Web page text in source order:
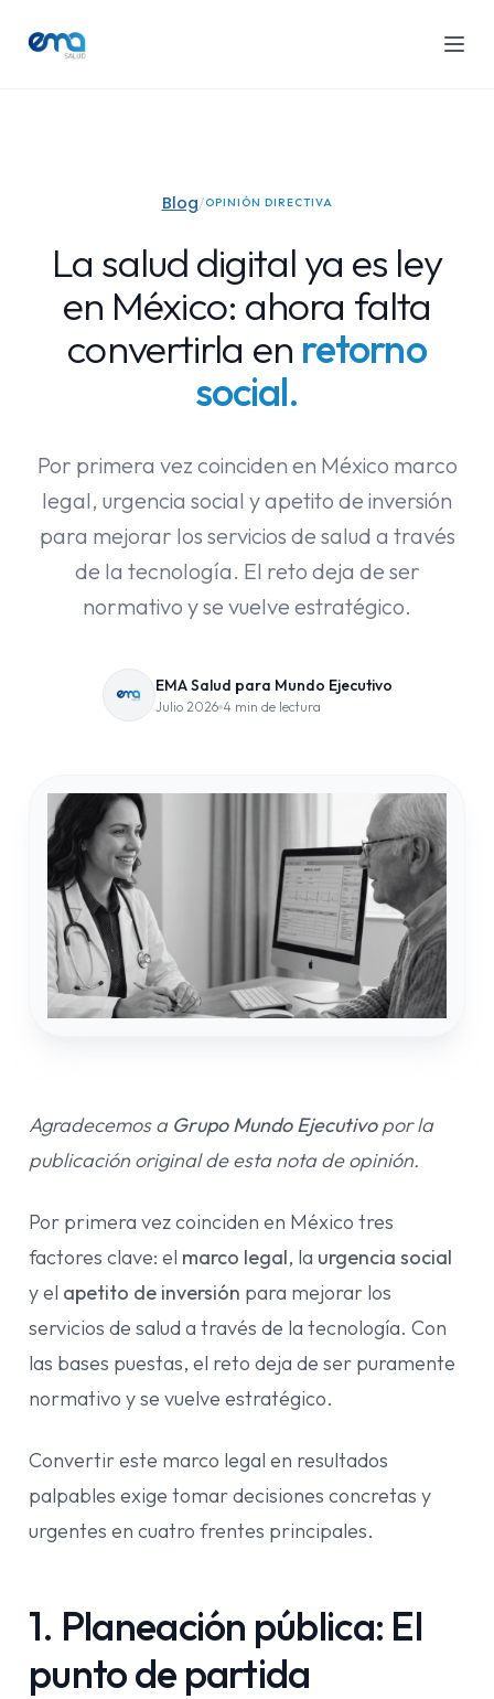
Hospitales
Casos de Éxito
Videos
Solicitar Demo
Blog/OPINIÓN DIRECTIVA
La salud digital ya es ley
en México: ahora falta
convertirla en retorno
social.
Por primera vez coinciden en México marco
legal, urgencia social y apetito de inversión
para mejorar los servicios de salud a través
de la tecnología. El reto deja de ser
normativo y se vuelve estratégico.
EMA Salud para Mundo Ejecutivo
Julio 2026 4 min de lectura
Agradecemos a Grupo Mundo Ejecutivopor la
publicación original de esta nota de opinión.
Por primera vez coinciden en México tres
factores clave: el marco legal, la urgencia social
y el apetito de inversión para mejorar los
servicios de salud a través de la tecnología. Con
las bases puestas, el reto deja de ser puramente
normativo y se vuelve estratégico.
Convertir este marco legal en resultados
palpables exige tomar decisiones concretas y
urgentes en cuatro frentes principales.
1. Planeación pública: El
punto de partida